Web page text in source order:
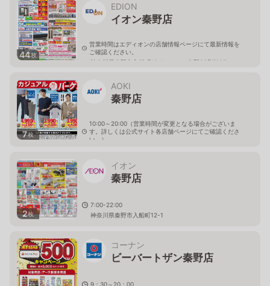
44枚
EDION
イオン秦野店
営業時間はエディオンの店舗情報ページにて最新情報を
ご確認ください。
神奈川県秦野市入船町12-1 イオン秦野SC別館2F
7枚
AOKI
秦野店
10:00～20:00（営業時間が変更となる場合がございま
す。詳しくは公式サイト各店舗ページにてご確認くださ
い。）
2枚
イオン
秦野店
7:00-22:00
神奈川県秦野市入船町12-1
コーナン
ビーバートザン秦野店
9：30～20：00